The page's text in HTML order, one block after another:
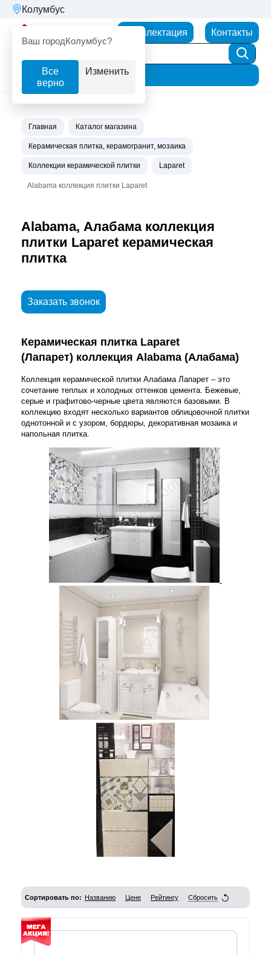
Колумбус
Ваш городКолумбус?
Все
верно
Изменить
Комплектация Контакты
Фильтр
Главная Каталог магазина
Керамическая плитка, керамогранит, мозаика
Коллекции керамической плитки Laparet
Alabama коллекция плитки Laparet
Alabama, Алабама коллекция
плитки Laparet керамическая
плитка
Заказать звонок
Керамическая плитка Laparet
(Лапарет) коллекция Alabama (Алабама)
Коллекция керамической плитки Алабама Лапарет – это
сочетание теплых и холодных оттенков цемента. Бежевые,
серые и графитово-черные цвета являются базовыми. В
коллекцию входят несколько вариантов облицовочной плитки
однотонной и с узором, бордюры, декоративная мозаика и
напольная плитка.
Сортировать по: Названию Цене Рейтингу Сбросить